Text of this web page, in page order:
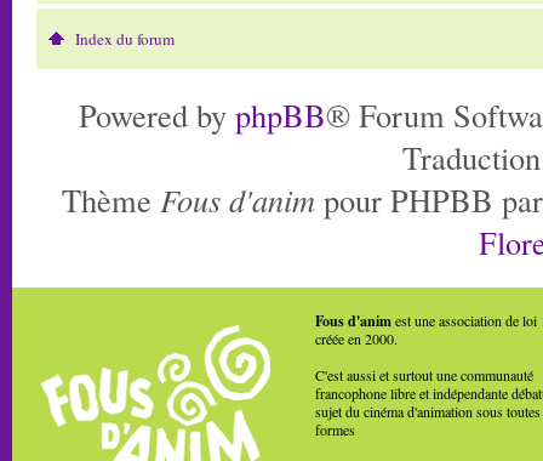
Index du forum
Powered by phpBB® Forum
Thème Fous d'anim pour PHPBB
Fous d'animest une association de loi
créée en 2000.
C'est aussi et surtout une communauté
francophone libre et indépendante
sujet du cinéma d'animation sous toutes
formes